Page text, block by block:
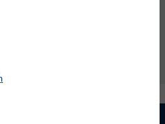
mm ist kein Drehbegrenzer
einsetzbar.